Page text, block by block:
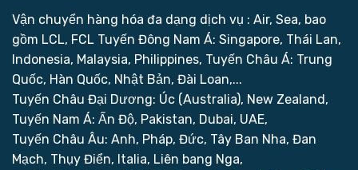
Vận chuyển hàng hóa đa dạng dịch vụ : Air, Sea, bao
gồm LCL, FCL Tuyến Đông Nam Á: Singapore, Thái Lan,
Indonesia, Malaysia, Philippines, Tuyến Châu Á: Trung
Quốc, Hàn Quốc, Nhật Bản, Đài Loan,...
Tuyến Châu Đại Dương: Úc (Australia), New Zealand,
Tuyến Nam Á: Ấn Độ, Pakistan, Dubai, UAE,
Tuyến Châu Âu: Anh, Pháp, Đức, Tây Ban Nha, Đan
Mạch, Thụy Điển, Italia, Liên bang Nga,